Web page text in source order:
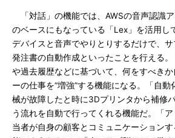
「対話」の機能では、AWSの音声認識ア
のベースにもなっている「Lex」を活用し
デバイスと音声でやりとりするだけで、サ
発注書の自動作成といったことを行える
や過去履歴などに基づいて、何をすべき
ーの仕事を“増強”する機能になる。「自
械が故障したと時に3Dプリンタから補修
う流れを自動で行ってくれる機能だ。「
当者が自身の顧客とコミュニケーション